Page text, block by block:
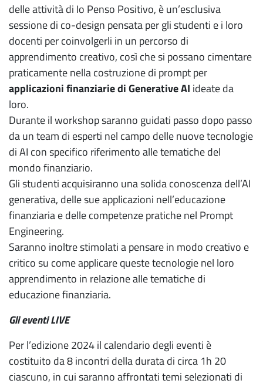
delle attività di Io Penso Positivo, è un’esclusiva
sessione di co-design pensata per gli studenti e i loro
docenti per coinvolgerli in un percorso di
apprendimento creativo, così che si possano cimentare
praticamente nella costruzione di prompt per
applicazioni finanziarie di Generative AI ideate da
loro.
Durante il workshop saranno guidati passo dopo passo
da un team di esperti nel campo delle nuove tecnologie
di AI con specifico riferimento alle tematiche del
mondo finanziario.
Gli studenti acquisiranno una solida conoscenza dell’AI
generativa, delle sue applicazioni nell’educazione
finanziaria e delle competenze pratiche nel Prompt
Engineering.
Saranno inoltre stimolati a pensare in modo creativo e
critico su come applicare queste tecnologie nel loro
apprendimento in relazione alle tematiche di
educazione finanziaria.
Gli eventi LIVE
Per l’edizione 2024 il calendario degli eventi è
costituito da 8 incontri della durata di circa 1h 20
ciascuno, in cui saranno affrontati temi selezionati di